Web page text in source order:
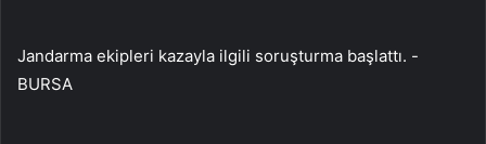
Jandarma ekipleri kazayla ilgili soruşturma başlattı. -
BURSA